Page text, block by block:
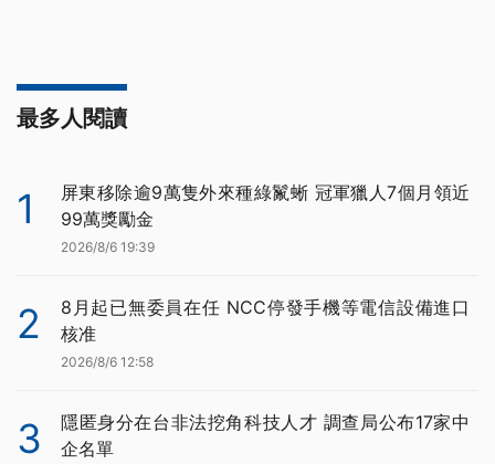
最多人閱讀
1
屏東移除逾9萬隻外來種綠鬣蜥 冠軍獵人7個月領近
99萬獎勵金
2026/8/6 19:39
2
8月起已無委員在任 NCC停發手機等電信設備進口
核准
2026/8/6 12:58
3
隱匿身分在台非法挖角科技人才 調查局公布17家中
企名單